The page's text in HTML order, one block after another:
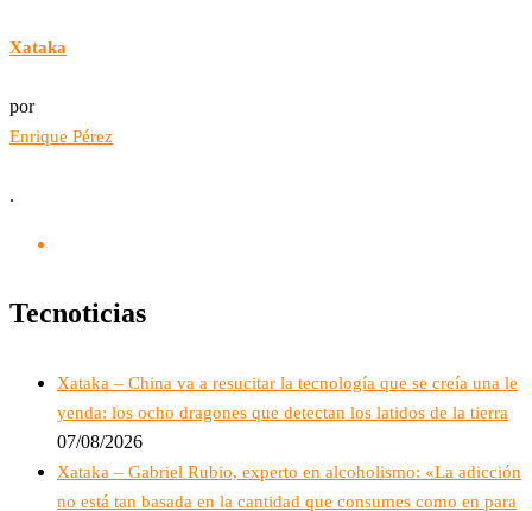
Xataka
por
Enrique Pérez
.
Tecnoticias
Xataka – China va a resucitar la tecnología que se creía una le
yenda: los ocho dragones que detectan los latidos de la tierra
07/08/2026
Xataka – Gabriel Rubio, experto en alcoholismo: «La adicción
no está tan basada en la cantidad que consumes como en para